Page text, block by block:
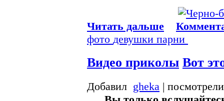
Читать дальше
фото девушки парни
Видео приколы Вот
Добавил gheka |